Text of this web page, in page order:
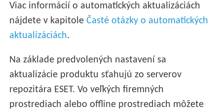
Viac informácií o automatických aktualizáciách
nájdete v kapitoleČasté otázky o automatických
aktualizáciách.
Na základe predvolených nastavení sa
aktualizácie produktu sťahujú zo serverov
repozitára ESET. Vo veľkých firemných
prostrediach alebo offline prostrediach môžete